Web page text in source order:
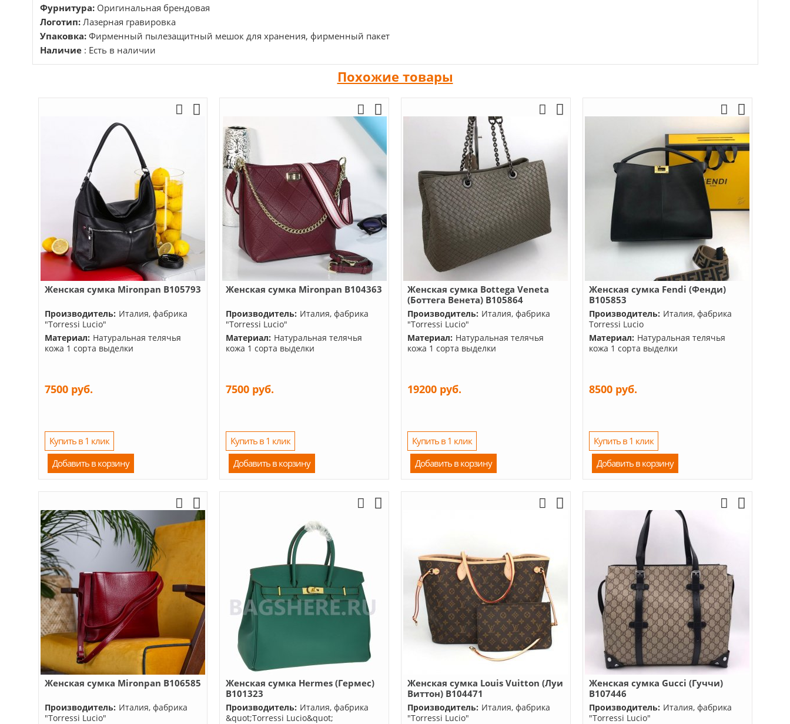
Фурнитура:Оригинальная брендовая
Логотип:Лазерная гравировка
Упаковка:Фирменный пылезащитный мешок для хранения, фирменный пакет
Наличие : Есть в наличии
Похожие товары
Женская сумка Mironpan B105793
Производитель: Италия, фабрика
"Torressi Lucio"
Материал: Натуральная телячья
кожа 1 сорта выделки
7500 руб.
Купить в 1 клик
Добавить в корзину
Женская сумка Mironpan B104363
Производитель: Италия, фабрика
"Torressi Lucio"
Материал: Натуральная телячья
кожа 1 сорта выделки
7500 руб.
Купить в 1 клик
Добавить в корзину
Женская сумка Bottega Veneta
(Боттега Венета) B105864
Производитель: Италия, фабрика
"Torressi Lucio"
Материал: Натуральная телячья
кожа 1 сорта выделки
19200 руб.
Купить в 1 клик
Добавить в корзину
Женская сумка Fendi (Фенди)
B105853
Производитель: Италия, фабрика
Torressi Lucio
Материал: Натуральная телячья
кожа 1 сорта выделки
8500 руб.
Купить в 1 клик
Добавить в корзину
Женская сумка Mironpan B106585
Производитель: Италия, фабрика
"Torressi Lucio"
Женская сумка Hermes (Гермес)
B101323
Производитель: Италия, фабрика
&quot;Torressi Lucio&quot;
Женская сумка Louis Vuitton (Луи
Виттон) B104471
Производитель: Италия, фабрика
"Torressi Lucio"
Женская сумка Gucci (Гуччи)
B107446
Производитель: Италия, фабрика
"Torressi Lucio"